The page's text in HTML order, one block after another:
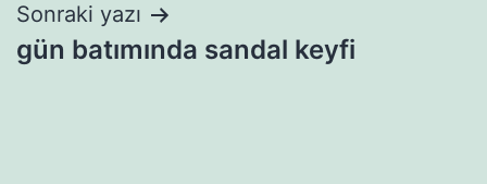
Sonraki yazı
gün batımında sandal keyfi